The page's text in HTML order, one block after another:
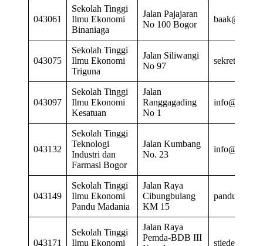
043061
Sekolah Tinggi
Ilmu Ekonomi
Binaniaga
Jalan Pajajaran
No 100 Bogor
043075
Sekolah Tinggi
Ilmu Ekonomi
Triguna
Jalan Siliwangi
No 97
043097
Sekolah Tinggi
Ilmu Ekonomi
Kesatuan
Jalan
Ranggagading
No 1
043132
Sekolah Tinggi
Teknologi
Industri dan
Farmasi Bogor
Jalan Kumbang
No. 23
043149
Sekolah Tinggi
Ilmu Ekonomi
Pandu Madania
Jalan Raya
Cibungbulang
KM 15
043171
Sekolah Tinggi
Ilmu Ekonomi
Jalan Raya
Pemda-BDB III